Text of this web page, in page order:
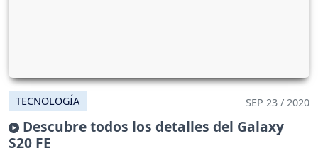
TECNOLOGÍA SEP 23 / 2020
Descubre todos los detalles del Galaxy
S20 FE